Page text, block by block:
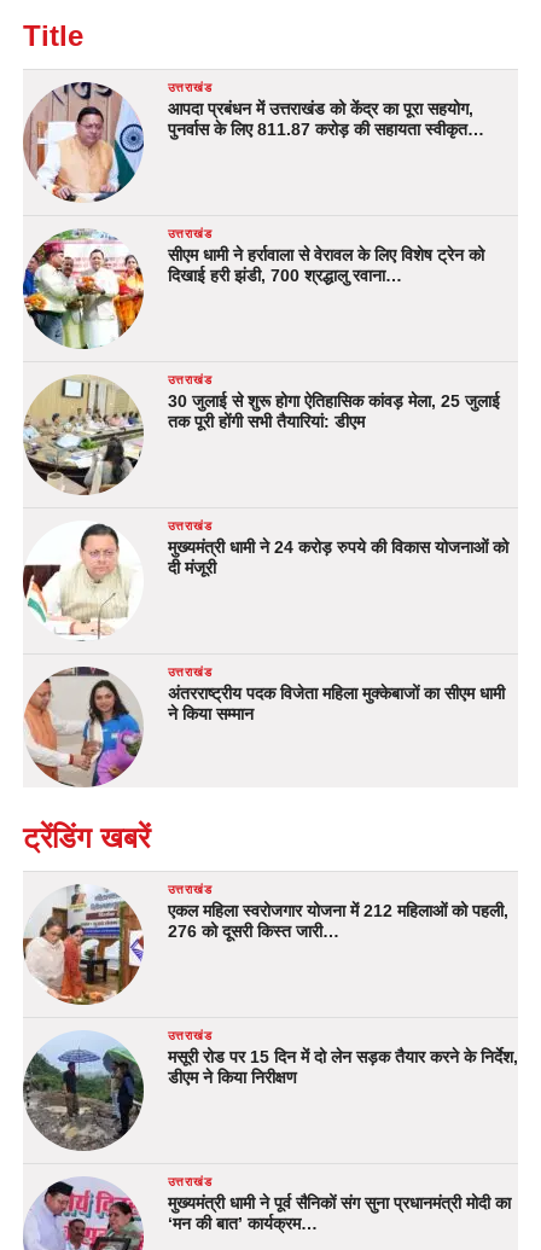
Title
उत्तराखंड
आपदा प्रबंधन में उत्तराखंड को केंद्र का पूरा सहयोग,
पुनर्वास के लिए 811.87 करोड़ की सहायता स्वीकृत…
उत्तराखंड
सीएम धामी ने हर्रावाला से वेरावल के लिए विशेष ट्रेन को
दिखाई हरी झंडी, 700 श्रद्धालु रवाना…
उत्तराखंड
30 जुलाई से शुरू होगा ऐतिहासिक कांवड़ मेला, 25 जुलाई
तक पूरी होंगी सभी तैयारियां: डीएम
उत्तराखंड
मुख्यमंत्री धामी ने 24 करोड़ रुपये की विकास योजनाओं को
दी मंजूरी
उत्तराखंड
अंतरराष्ट्रीय पदक विजेता महिला मुक्केबाजों का सीएम धामी
ने किया सम्मान
ट्रेंडिंग खबरें
उत्तराखंड
एकल महिला स्वरोजगार योजना में 212 महिलाओं को पहली,
276 को दूसरी किस्त जारी…
उत्तराखंड
मसूरी रोड पर 15 दिन में दो लेन सड़क तैयार करने के निर्देश,
डीएम ने किया निरीक्षण
उत्तराखंड
मुख्यमंत्री धामी ने पूर्व सैनिकों संग सुना प्रधानमंत्री मोदी का
‘मन की बात’ कार्यक्रम…